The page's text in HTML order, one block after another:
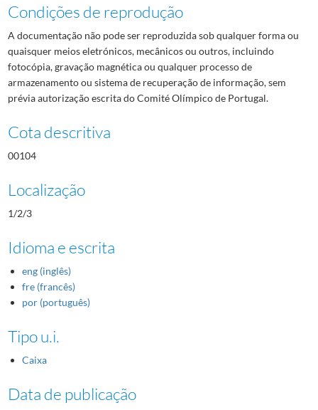
Condições de reprodução
A documentação não pode ser reproduzida sob qualquer forma ou
quaisquer meios eletrónicos, mecânicos ou outros, incluindo
fotocópia, gravação magnética ou qualquer processo de
armazenamento ou sistema de recuperação de informação, sem
prévia autorização escrita do Comité Olímpico de Portugal.
Cota descritiva
00104
Localização
1/2/3
Idioma e escrita
eng (inglês)
fre (francês)
por (português)
Tipo u.i.
Caixa
Data de publicação